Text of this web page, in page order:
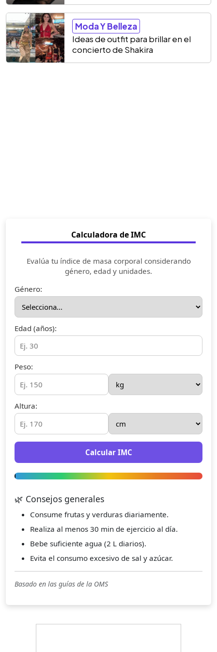
Moda Y Belleza
Ideas de outfit para brillar en el
concierto de Shakira
Calculadora de IMC
Evalúa tu índice de masa corporal considerando
género, edad y unidades.
Género:
Edad (años):
Peso:
Altura:
Calcular IMC
🌿 Consejos generales
Consume frutas y verduras diariamente.
Realiza al menos 30 min de ejercicio al día.
Bebe suficiente agua (2 L diarios).
Evita el consumo excesivo de sal y azúcar.
Basado en las guías de la OMS